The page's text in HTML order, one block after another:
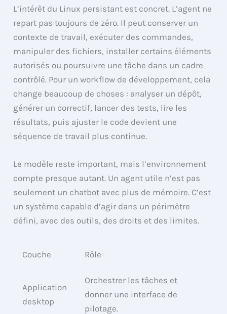
L’intérêt du Linux persistant est concret. L’agent ne
repart pas toujours de zéro. Il peut conserver un
contexte de travail, exécuter des commandes,
manipuler des fichiers, installer certains éléments
autorisés ou poursuivre une tâche dans un cadre
contrôlé. Pour un workflow de développement, cela
change beaucoup de choses : analyser un dépôt,
générer un correctif, lancer des tests, lire les
résultats, puis ajuster le code devient une
séquence de travail plus continue.
Le modèle reste important, mais l’environnement
compte presque autant. Un agent utile n’est pas
seulement un chatbot avec plus de mémoire. C’est
un système capable d’agir dans un périmètre
défini, avec des outils, des droits et des limites.
Couche Rôle
Application
desktop
Orchestrer les tâches et
donner une interface de
pilotage.